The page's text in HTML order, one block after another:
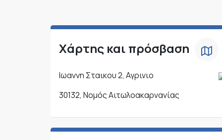
Χάρτης και πρόσβαση
Ιωαννη Σταικου 2, Αγρινιο
30132, Νομός Αιτωλοακαρνανίας